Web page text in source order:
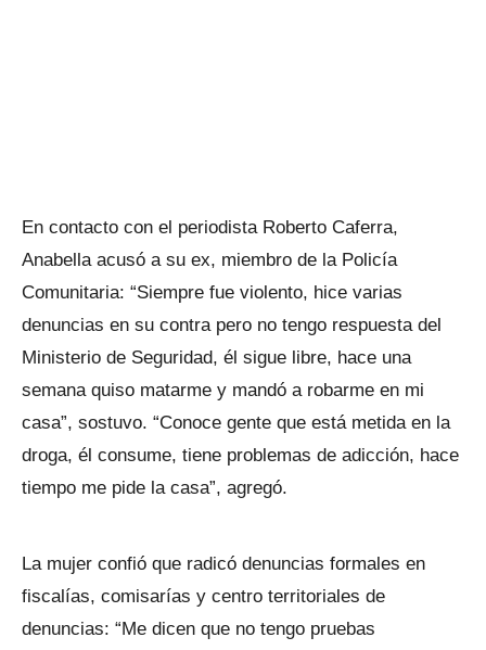
En contacto con el periodista Roberto Caferra,
Anabella acusó a su ex, miembro de la Policía
Comunitaria: “Siempre fue violento, hice varias
denuncias en su contra pero no tengo respuesta del
Ministerio de Seguridad, él sigue libre, hace una
semana quiso matarme y mandó a robarme en mi
casa”, sostuvo. “Conoce gente que está metida en la
droga, él consume, tiene problemas de adicción, hace
tiempo me pide la casa”, agregó.
La mujer confió que radicó denuncias formales en
fiscalías, comisarías y centro territoriales de
denuncias: “Me dicen que no tengo pruebas